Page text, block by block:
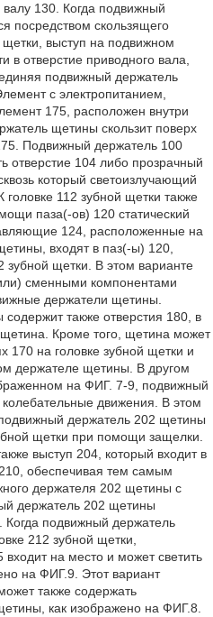
130. Когда подвижный
посредством скользящего
щетки, выступ на подвижном
отверстие приводного вала,
подвижный держатель
с электропитанием,
175, расположен внутри
щетины скользит поверх
Подвижный держатель 100
отверстие 104 либо прозрачный
который светоизлучающий
головке 112 зубной щетки также
паза(-ов) 120 статический
124, расположенные на
входят в паз(-ы) 120,
зубной щетки. В этом варианте
сменными компонентами
держатели щетины.
также отверстия 180, в
Кроме того, щетина может
170 на головке зубной щетки и
держателе щетины. В другом
на ФИГ. 7-9, подвижный
движения. В этом
держатель 202 щетины
щетки при помощи защелки.
выступ 204, который входит в
обеспечивая тем самым
держателя 202 щетины с
держатель 202 щетины
Когда подвижный держатель
212 зубной щетки,
на место и может светить
на ФИГ.9. Этот вариант
также содержать
как изображено на ФИГ.8.